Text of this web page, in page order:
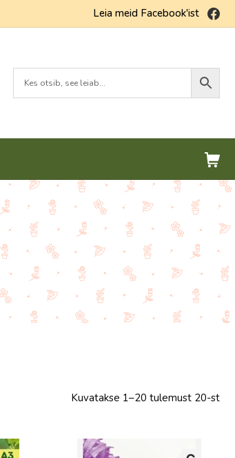
Leia meid Facebook'ist
Kuvatakse 1–20 tulemust 20-st